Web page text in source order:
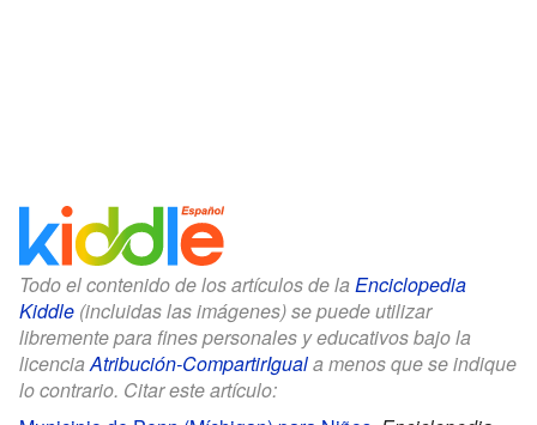
Todo el contenido de los artículos de la Enciclopedia
Kiddle (incluidas las imágenes) se puede utilizar
libremente para fines personales y educativos bajo la
licenciaAtribución-CompartirIguala menos que se indique
lo contrario. Citar este artículo: